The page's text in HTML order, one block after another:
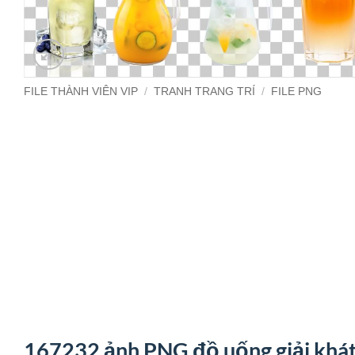
FILE THÀNH VIÊN VIP / TRANH TRANG TRÍ / FILE PNG
167232 ảnh PNG đồ uống giải